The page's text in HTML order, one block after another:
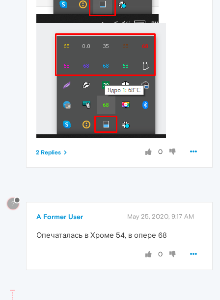
0
2 Replies
?
A Former User May 25, 2020, 9:17 AM
Опечаталась в Хроме 54, в опере 68
0